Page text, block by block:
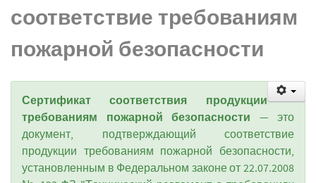
соответствие требованиям
пожарной безопасности
Сертификат соответствия продукции
требованиям пожарной безопасности — это
документ, подтверждающий соответствие
продукции требованиям пожарной безопасности,
установленным в Федеральном законе от 22.07.2008